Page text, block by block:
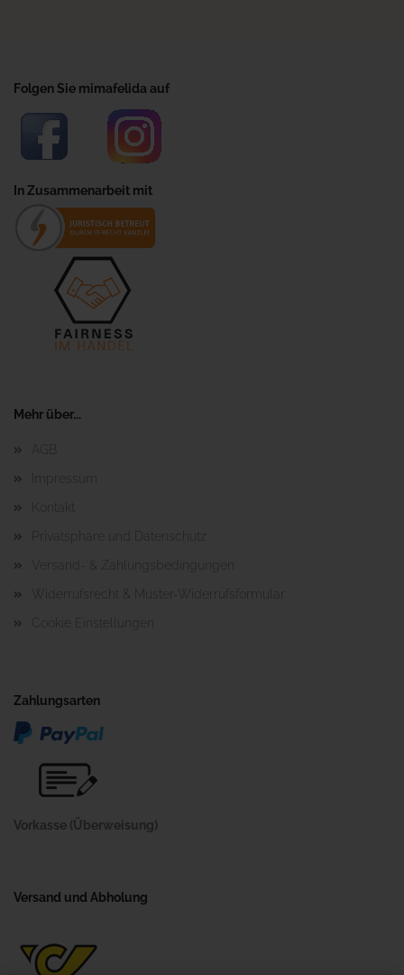
Folgen Sie mimafelida auf
In Zusammenarbeit mit
Mehr über...
Impressum
Kontakt
Privatsphäre und Datenschutz
Versand- & Zahlungsbedingungen
Widerrufsrecht & Muster-Widerrufsformular
Cookie Einstellungen
Zahlungsarten
Vorkasse (Überweisung)
Versand und Abholung